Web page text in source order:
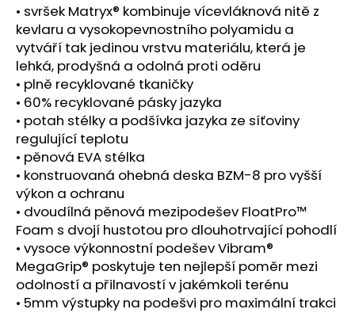
• svršek Matryx® kombinuje vícevláknová nitě z
kevlaru a vysokopevnostního polyamidu a
vytváří tak jedinou vrstvu materiálu, která je
lehká, prodyšná a odolná proti oděru
• plně recyklované tkaničky
• 60% recyklované pásky jazyka
• potah stélky a podšívka jazyka ze síťoviny
regulující teplotu
• pěnová EVA stélka
• konstruovaná ohebná deska BZM-8 pro vyšší
výkon a ochranu
• dvoudílná pěnová mezipodešev FloatPro™
Foam s dvojí hustotou pro dlouhotrvající pohodlí
• vysoce výkonnostní podešev Vibram®
MegaGrip® poskytuje ten nejlepší poměr mezi
odolností a přilnavostí v jakémkoli terénu
• 5mm výstupky na podešvi pro maximální trakci
m
e
MERRELL
AGILITY
PEAK
5
GTX
BELUGA/TALUS
3
839
Kč